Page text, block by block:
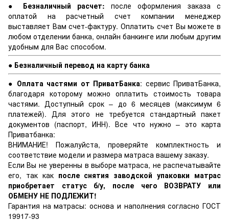
● Безналичный расчет: после оформления заказа с
оплатой на расчетный счет компании менеджер
выставляет Вам счет-фактуру. Оплатить счет Вы можете в
любом отделении банка, онлайн банкинге или любым другим
удобным для Вас способом.
● Безналичный перевод на карту банка
● Оплата частями от ПриватБанка: сервис ПриватБанка,
благодаря которому можно оплатить стоимость товара
частями. Доступный срок – до 6 месяцев (максимум 6
платежей). Для этого не требуется стандартный пакет
документов (паспорт, ИНН). Все что нужно – это карта
Приватбанка:
ВНИМАНИЕ! Пожалуйста, проверяйте комплектность и
соответствие модели и размера матраса вашему заказу.
Если Вы не уверенны в выборе матраса, не распечатывайте
его, так как после снятия заводской упаковки матрас
приобретает статус б/у, после чего ВОЗВРАТУ или
ОБМЕНУ НЕ ПОДЛЕЖИТ!
Гарантия на матрасы: основа и наполнения согласно ГОСТ
19917-93